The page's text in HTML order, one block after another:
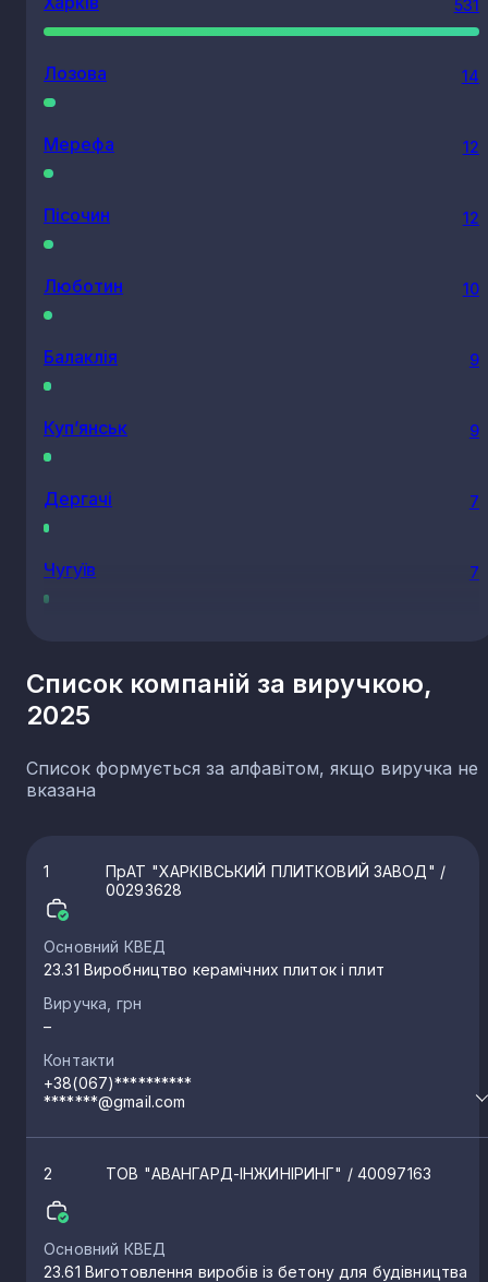
531
Лозова 14
Мерефа 12
Пісочин 12
Люботин 10
Балаклія 9
Куп’янськ 9
Дергачі 7
Чугуїв 7
Первомайський
Безлюдівка
Вовчанськ
Покотилівка
Зміїв
Золочів 5
Нова Водолага
Список компаній за виручкою,
2025
Список формується за алфавітом, якщо виручка не
вказана
1 ПрАТ "ХАРКІВСЬКИЙ ПЛИТКОВИЙ ЗАВОД" /
00293628
Основний КВЕД
23.31 Виробництво керамічних плиток і плит
Виручка, грн
–
Контакти
+38(067)**********
*******@gmail.com
2 ТОВ "АВАНГАРД-ІНЖИНІРИНГ" / 40097163
Основний КВЕД
23.61 Виготовлення виробів із бетону для будівництва